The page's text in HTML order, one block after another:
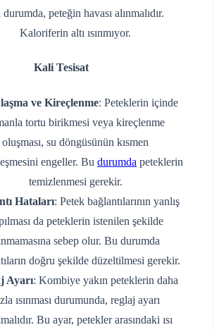
peteğin havası alınmalıdır.
Kaloriferin altı ısınmıyor.
Kali Tesisat
ve Kireçlenme: Peteklerin içinde
tortu birikmesi veya kireçlenme
oluşması, su döngüsünün kısmen
engeller. Bu durumda peteklerin
temizlenmesi gerekir.
Hataları: Petek bağlantılarının yanlış
da peteklerin istenilen şekilde
sebep olur. Bu durumda
doğru şekilde düzeltilmesi gerekir.
Ayarı: Kombiye yakın peteklerin daha
ısınması durumunda, reglaj ayarı
Bu ayar, petekler arasındaki ısı